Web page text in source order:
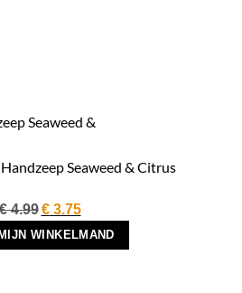
Seaweed & Citrus
4.99 Oorspronkelijke
prijs
was:
€3.75Huidige
prijs
is:
WINKELMAND